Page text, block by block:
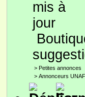
> Petites annonces
> Annonceurs UNAF